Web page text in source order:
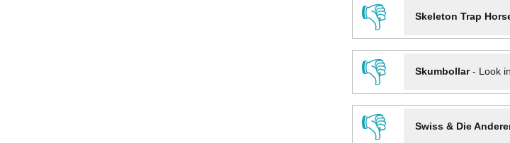
👎
Skeleton Trap
👎
Skumbollar- Look
👎
Swiss & Die